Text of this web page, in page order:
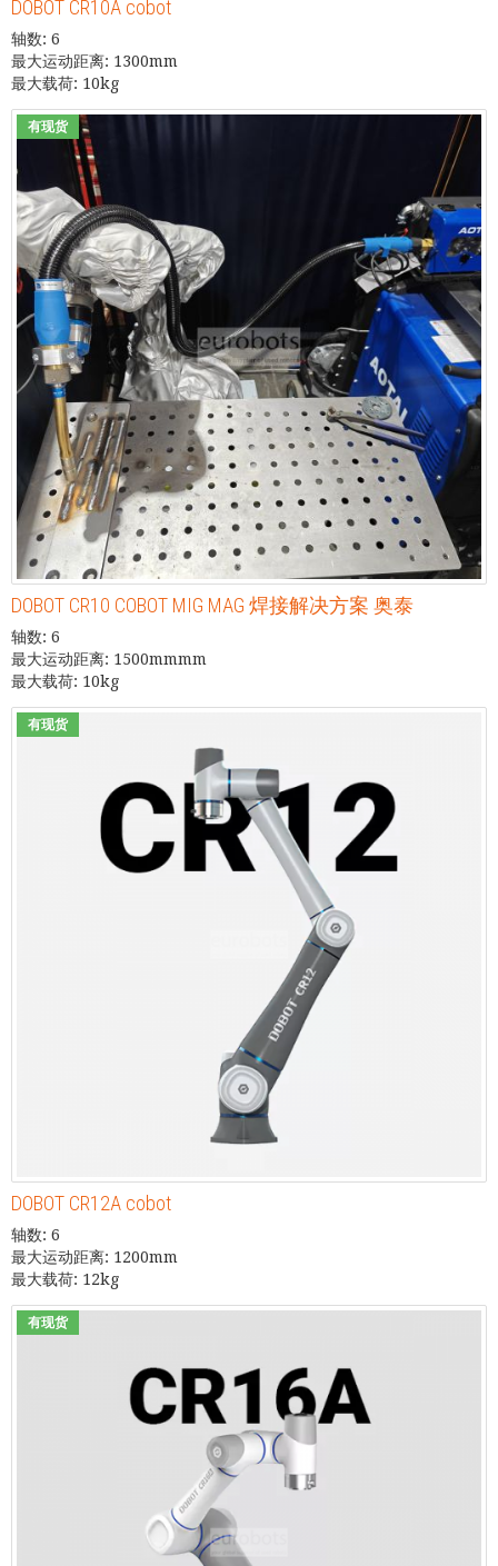
DOBOT CR10A cobot
轴数: 6
最大运动距离: 1300mm
最大载荷: 10kg
有现货
DOBOT CR10 COBOT MIG MAG 焊接解决方案 奥泰
轴数: 6
最大运动距离: 1500mmmm
最大载荷: 10kg
有现货
DOBOT CR12A cobot
轴数: 6
最大运动距离: 1200mm
最大载荷: 12kg
有现货